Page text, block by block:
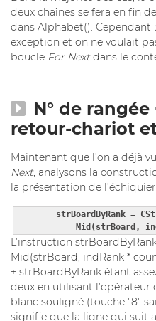
deux chaînes se fera en fin
dans Alphabet(). Cependant
exception et on ne voulait
boucle For Nextdans le
N° de rangée
retour-chariot
Maintenant que l’on a déjà
Next, analysons la
la présentation de
strBoardByRank =
Mid(strBoard,
L’instruction strBoardByRank
Mid(strBoard, indRank *
+ strBoardByRank étant
deux en utilisant
blanc souligné (touche "8"
signifie que la ligne qui suit